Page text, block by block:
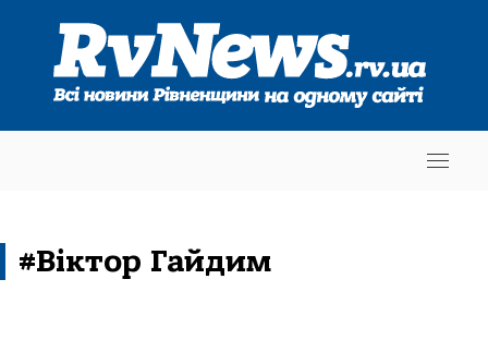
#Віктор Гайдим